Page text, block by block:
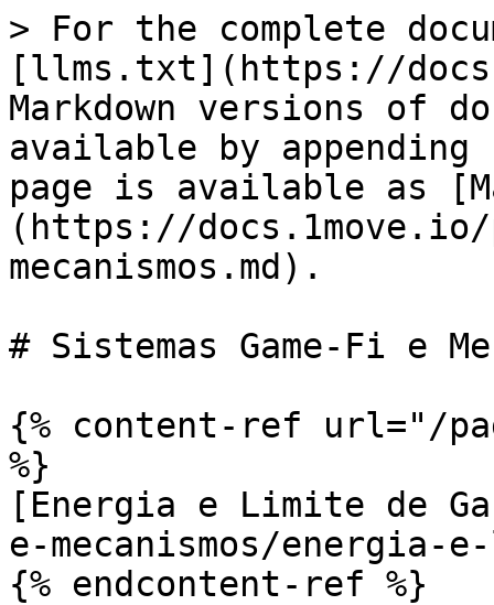
> For the complete
[llms.txt](https://
Markdown versions of
available by
page is available as
(https://
mecanismos.md).
# Sistemas Game-Fi e
{% content-ref url="/
%}
[Energia e Limite de
e-mecanismos/energia-
{% endcontent-ref %}